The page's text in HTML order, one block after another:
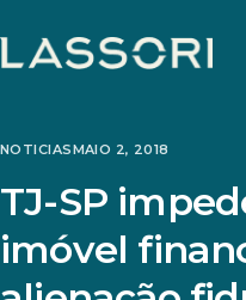
NOTICIASMAIO 2, 2018
TJ-SP
imóvel